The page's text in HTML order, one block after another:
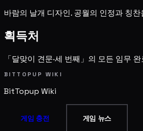
바람의 날개 디자인. 공월의 인정과 칭
획득처
「달맞이 견문·세 번째」의 모든 임무
BITTOPUP WIKI
BitTopup Wiki
게임 충전 게임 뉴스